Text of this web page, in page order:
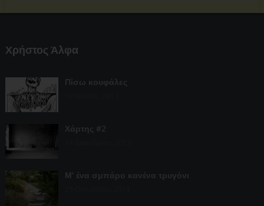
Χρήστος Άλφα
Πίσω κουφάλες
Χάρτης #2
Μ’ ένα σμπάρο κανένα τρυγόνι